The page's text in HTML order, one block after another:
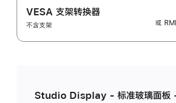
VESA 支架转换器
不含支架
或
Studio Display - 标准玻璃面板 -